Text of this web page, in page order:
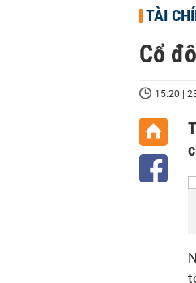
TÀI
Cổ
15:20 |